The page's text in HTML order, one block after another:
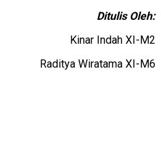
Ditulis Oleh:
Kinar Indah XI-M2
Raditya Wiratama XI-M6